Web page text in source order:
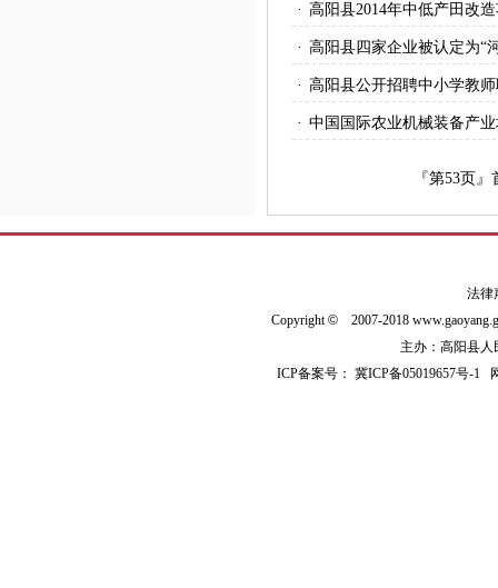
· 高阳县2014年中低产田改
· 高阳县四家企业被认定为“
· 高阳县公开招聘中小学教
· 中国国际农业机械装备产
『第53页』
法律
Copyright© 2007-2018
主办：高阳县人
ICP备案号：冀ICP备05019657号-1